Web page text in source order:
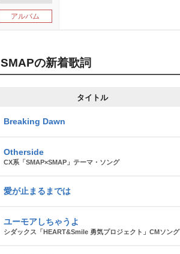
アルバム
SMAPの新着歌詞
タイトル
Breaking Dawn
Otherside
CX系「SMAP×SMAP」テーマ・ソング
愛が止まるまでは
ユーモアしちゃうよ
シダックス「HEART&Smile 勇気プロジェクト」CMソング